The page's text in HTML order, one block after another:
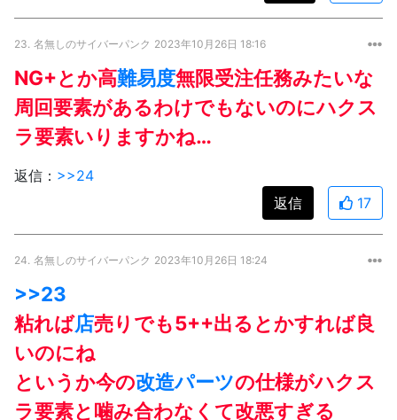
23. 名無しのサイバーパンク 2023年10月26日 18:16
NG+とか高難易度無限受注任務みたいな
周回要素があるわけでもないのにハクス
ラ要素いりますかね…
返信： >>24
返信
17
24. 名無しのサイバーパンク 2023年10月26日 18:24
>>23
粘れば店売りでも5++出るとかすれば良
いのにね
というか今の改造パーツの仕様がハクス
ラ要素と噛み合わなくて改悪すぎる